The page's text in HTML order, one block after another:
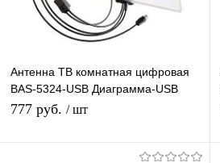
Антенна ТВ комнатная цифровая
BAS-5324-USB Диаграмма-USB
эфирная для DVB-T2 телевидения
777 руб. / шт